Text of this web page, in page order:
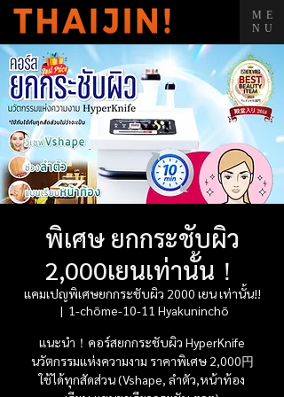
ME
NU
พิเศษ ยกกระชับผิว
2,000เยนเท่านั้น！
แคมเปญพิเศษยกกระชับผิว 2000 เยน เท่านั้น!!
  |
1-chōme-10-11 Hyakuninchō
แนะนำ！คอร์สยกกระชับผิว HyperKnife
นวัตกรรมแห่งความงาม ราคาพิเศษ 2,000円
ใช้ได้ทุกสัดส่วน (Vshape, ลำตัว,หน้าท้อง